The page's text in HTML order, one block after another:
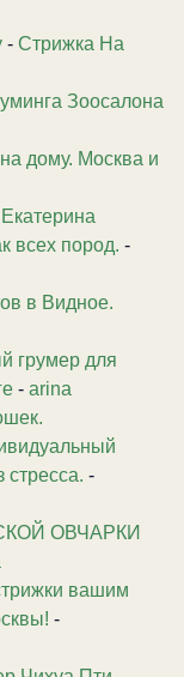
- Стрижка На
Зоосалона
дому. Москва и
Екатерина
всех пород. -
в Видное.
грумер для
- arina
стресса. -
ОВЧАРКИ
вашим
-